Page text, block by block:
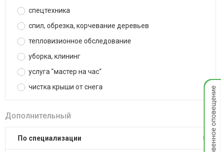
спецтехника
спил, обрезка, корчевание деревьев
тепловизионное обследование
уборка, клининг
услуга "мастер на час"
чистка крыши от снега
Дополнительный
по специализации